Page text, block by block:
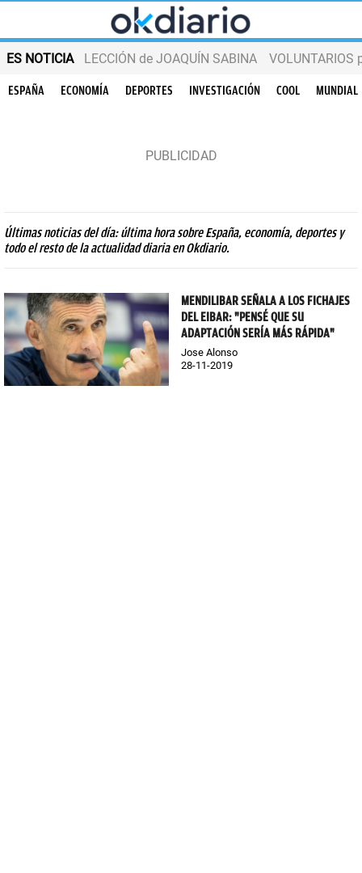
ES NOTICIA LECCIÓN de JOAQUÍN SABINA VOLUNTARIOS
ESPAÑA ECONOMÍA DEPORTES INVESTIGACIÓN COOL MUNDIAL
Últimas noticias del día: última hora sobre España, economía, deportes y
todo el resto de la actualidad diaria en Okdiario.
MENDILIBAR SEÑALA A LOS FICHAJES
DEL EIBAR: "PENSÉ QUE SU
ADAPTACIÓN SERÍA MÁS RÁPIDA"
Jose Alonso
28-11-2019